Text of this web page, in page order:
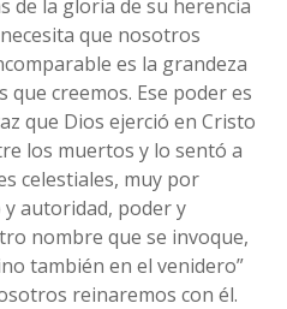
de la gloria de su herencia
que nosotros
es la grandeza
creemos. Ese poder es
que Dios ejerció en Cristo
los muertos y lo sentó a
celestiales, muy por
autoridad, poder y
nombre que se invoque,
también en el venidero”
reinaremos con él.